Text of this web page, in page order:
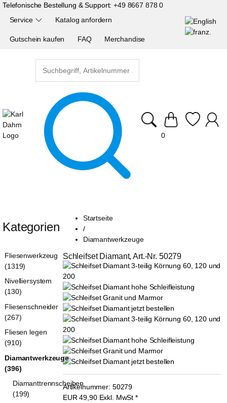
Telefonische Bestellung & Support:+49 8667 878 0
Service Katalog anfordern
Gutschein kaufen FAQ Merchandise
0
Startseite
/
Diamantwerkzeuge
Schleifset Diamant, Art.-Nr. 50279
Artikelnummer: 50279
EUR49,90 Exkl. MwSt *
Kategorien
Fliesenwerkzeug
(1319)
Nivelliersystem
(130)
Fliesenschneider
(267)
Fliesen legen
(910)
Diamantwerkzeuge
(396)
Diamanttrennscheiben
(199)